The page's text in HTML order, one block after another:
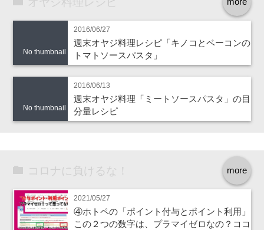
No thumbnail
2016/06/27
週末オヤジ料理レシピ「キノコとベーコンの
トマトソースパスタ」
No thumbnail
2016/06/13
週末オヤジ料理「ミートソースパスタ」の目
分量レシピ
more
コロナに負けるな！
2021/05/27
④ホトペの「ポイント付与とポイント利用」
この２つの数字は、プラマイゼロなの？ココ